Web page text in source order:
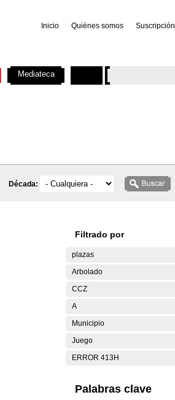
Inicio Quiénes somos Suscripción
Década:
Filtrado por
plazas
Arbolado
CCZ
A
Municipio
Juego
ERROR 413H
Palabras clave
Mediateca